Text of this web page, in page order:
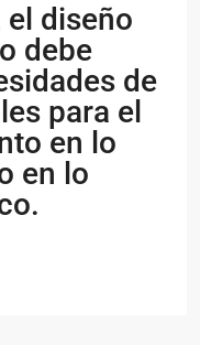
el diseño
debe
de
para el
en lo
en lo